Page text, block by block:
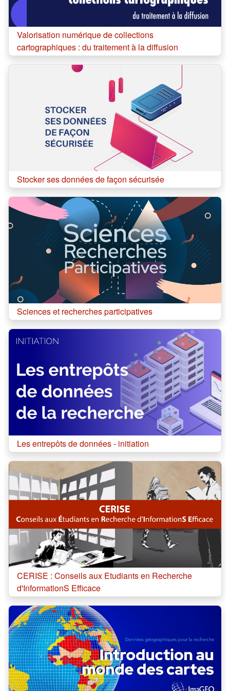
Cours:
Valorisation numérique de collections
cartographiques : du traitement à la diffusion
Cours:
Stocker ses données de façon sécurisée
Cours:
Sciences et recherches participatives
Cours:
Les entrepôts de données - initiation
Cours:
CERISE : Conseils aux Etudiants en Recherche
d'InformationS Efficace